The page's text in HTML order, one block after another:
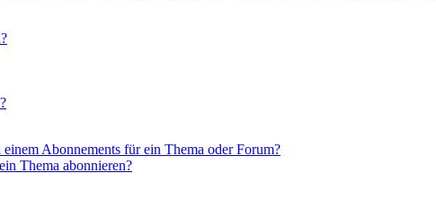
Abonnements für ein Thema oder Forum?
Thema abonnieren?